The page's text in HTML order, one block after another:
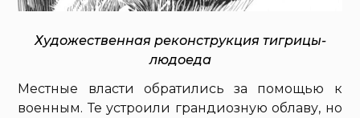
Художественная реконструкция тигрицы-
людоеда
Местные власти обратились за помощью к
военным. Те устроили грандиозную облаву, но